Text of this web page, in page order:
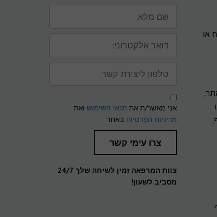
או
מלא:
אלקטרוני:
ליצירת
קשר:
תנאי
שימוש
ומדיניות
פרטיות
אני מאשר/ת את תנאי השימוש ואת
מדיניות הפרטיות באתר
צרו עימי קשר
צוות המרפאה זמין לשיחה שלך 24/7
מסביב לשעון!